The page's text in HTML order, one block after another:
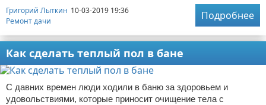
Григорий Лыткин 10-03-2019 19:36
Ремонт дачи
Подробнее
Как сделать теплый пол в бане
С давних времен люди ходили в баню за здоровьем и
удовольствиями, которые приносит очищение тела с